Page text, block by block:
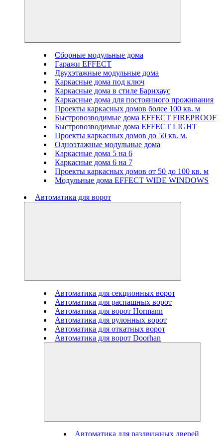
Сборные модульные дома
Гаражи EFFECT
Двухэтажные модульные дома
Каркасные дома под ключ
Каркасные дома в стиле Барнхаус
Каркасные дома для постоянного проживания
Проекты каркасных домов более 100 кв. м
Быстровозводимые дома EFFECT FIREPROOF
Быстровозводимые дома EFFECT LIGHT
Проекты каркасных домов до 50 кв. м.
Одноэтажные модульные дома
Каркасные дома 5 на 6
Каркасные дома 6 на 7
Проекты каркасных домов от 50 до 100 кв. м
Модульные дома EFFECT WIDE WINDOWS
Автоматика для ворот
Автоматика для секционных ворот
Автоматика для распашных ворот
Автоматика для ворот Hormann
Автоматика для рулонных ворот
Автоматика для откатных ворот
Автоматика для ворот Doorhan
Автоматика для раздвижных дверей